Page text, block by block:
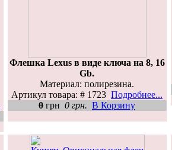
Флешка Lexus в виде ключа на 8, 16
Gb.
Материал: полирезина.
Артикул товара: # 1723 Подробнее...
0 грн 0 грн. В Корзину